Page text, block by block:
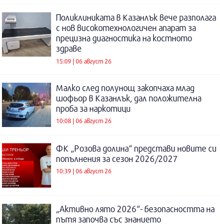
Поликлиниката в Казанлък вече разполага
с нов високотехнологичен апарат за
прецизна диагностика на костното
здраве
15:09 | 06 август 26
Малко след полунощ закопчаха млад
шофьор в Казанлък, дал положителна
проба за наркотици
10:08 | 06 август 26
ФК „Розова долина“ представи новите си
попълнения за сезон 2026/2027
10:39 | 06 август 26
„Активно лято 2026“- безопасността на
пътя започва със знанието